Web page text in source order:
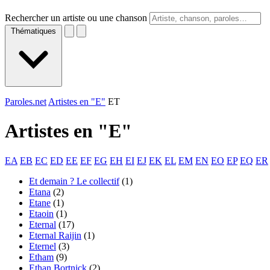
Rechercher un artiste ou une chanson
Thématiques
Paroles.net Artistes en "E" ET
Artistes en "E"
EA EB EC ED EE EF EG EH EI EJ EK EL EM EN EO EP EQ ER
Et demain ? Le collectif (1)
Etana (2)
Etane (1)
Etaoin (1)
Eternal (17)
Eternal Raijin (1)
Eternel (3)
Etham (9)
Ethan Bortnick (2)